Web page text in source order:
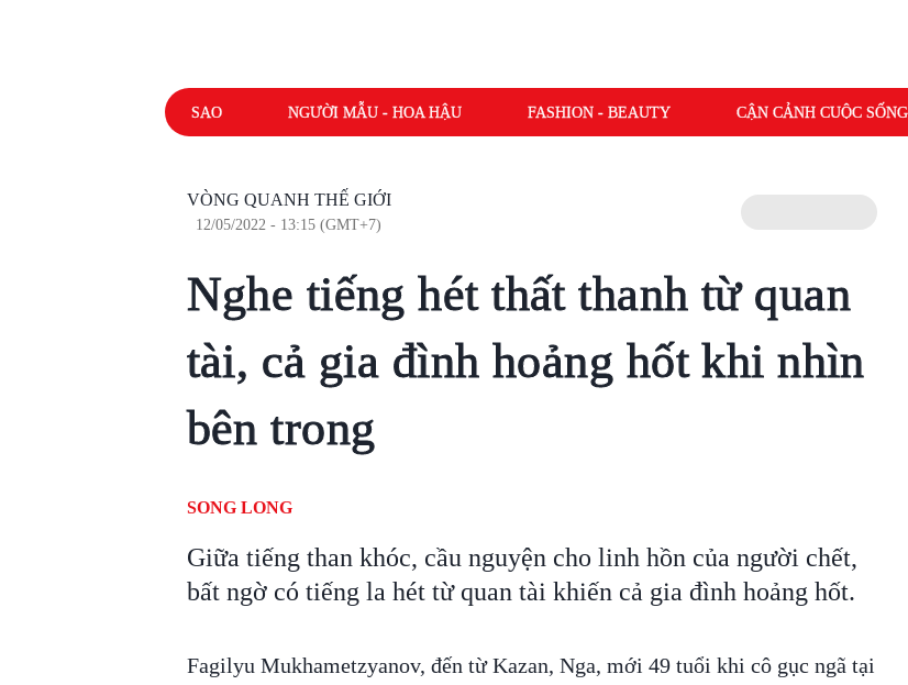
SAO NGƯỜI MẪU - HOA HẬU FASHION - BEAUTY CẬN CẢNH CUỘC SỐNG
VÒNG QUANH THẾ GIỚI
12/05/2022 - 13:15 (GMT+7)
Nghe tiếng hét thất thanh từ quan
tài, cả gia đình hoảng hốt khi nhìn
bên trong
SONG LONG
Giữa tiếng than khóc, cầu nguyện cho linh hồn của người chết,
bất ngờ có tiếng la hét từ quan tài khiến cả gia đình hoảng hốt.
Fagilyu Mukhametzyanov, đến từ Kazan, Nga, mới 49 tuổi khi cô gục ngã tại